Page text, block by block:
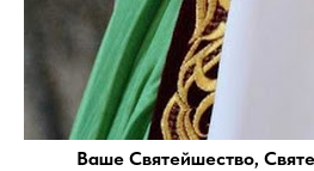
Ваше Святейшество,